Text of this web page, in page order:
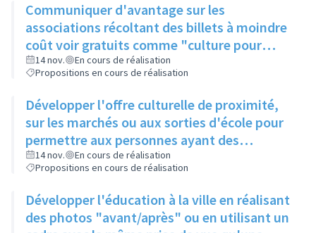
Communiquer d'avantage sur les
associations récoltant des billets à moindre
coût voir gratuits comme "culture pour
tous" et faire connaitre le PASS Culture
14 nov.
En cours de réalisation
Propositions en cours de réalisation
Développer l'offre culturelle de proximité,
sur les marchés ou aux sorties d'école pour
permettre aux personnes ayant des
problèmes de mobilité d'avoir accès à la
culture
14 nov.
En cours de réalisation
Propositions en cours de réalisation
Développer l'éducation à la ville en réalisant
des photos "avant/après" ou en utilisant un